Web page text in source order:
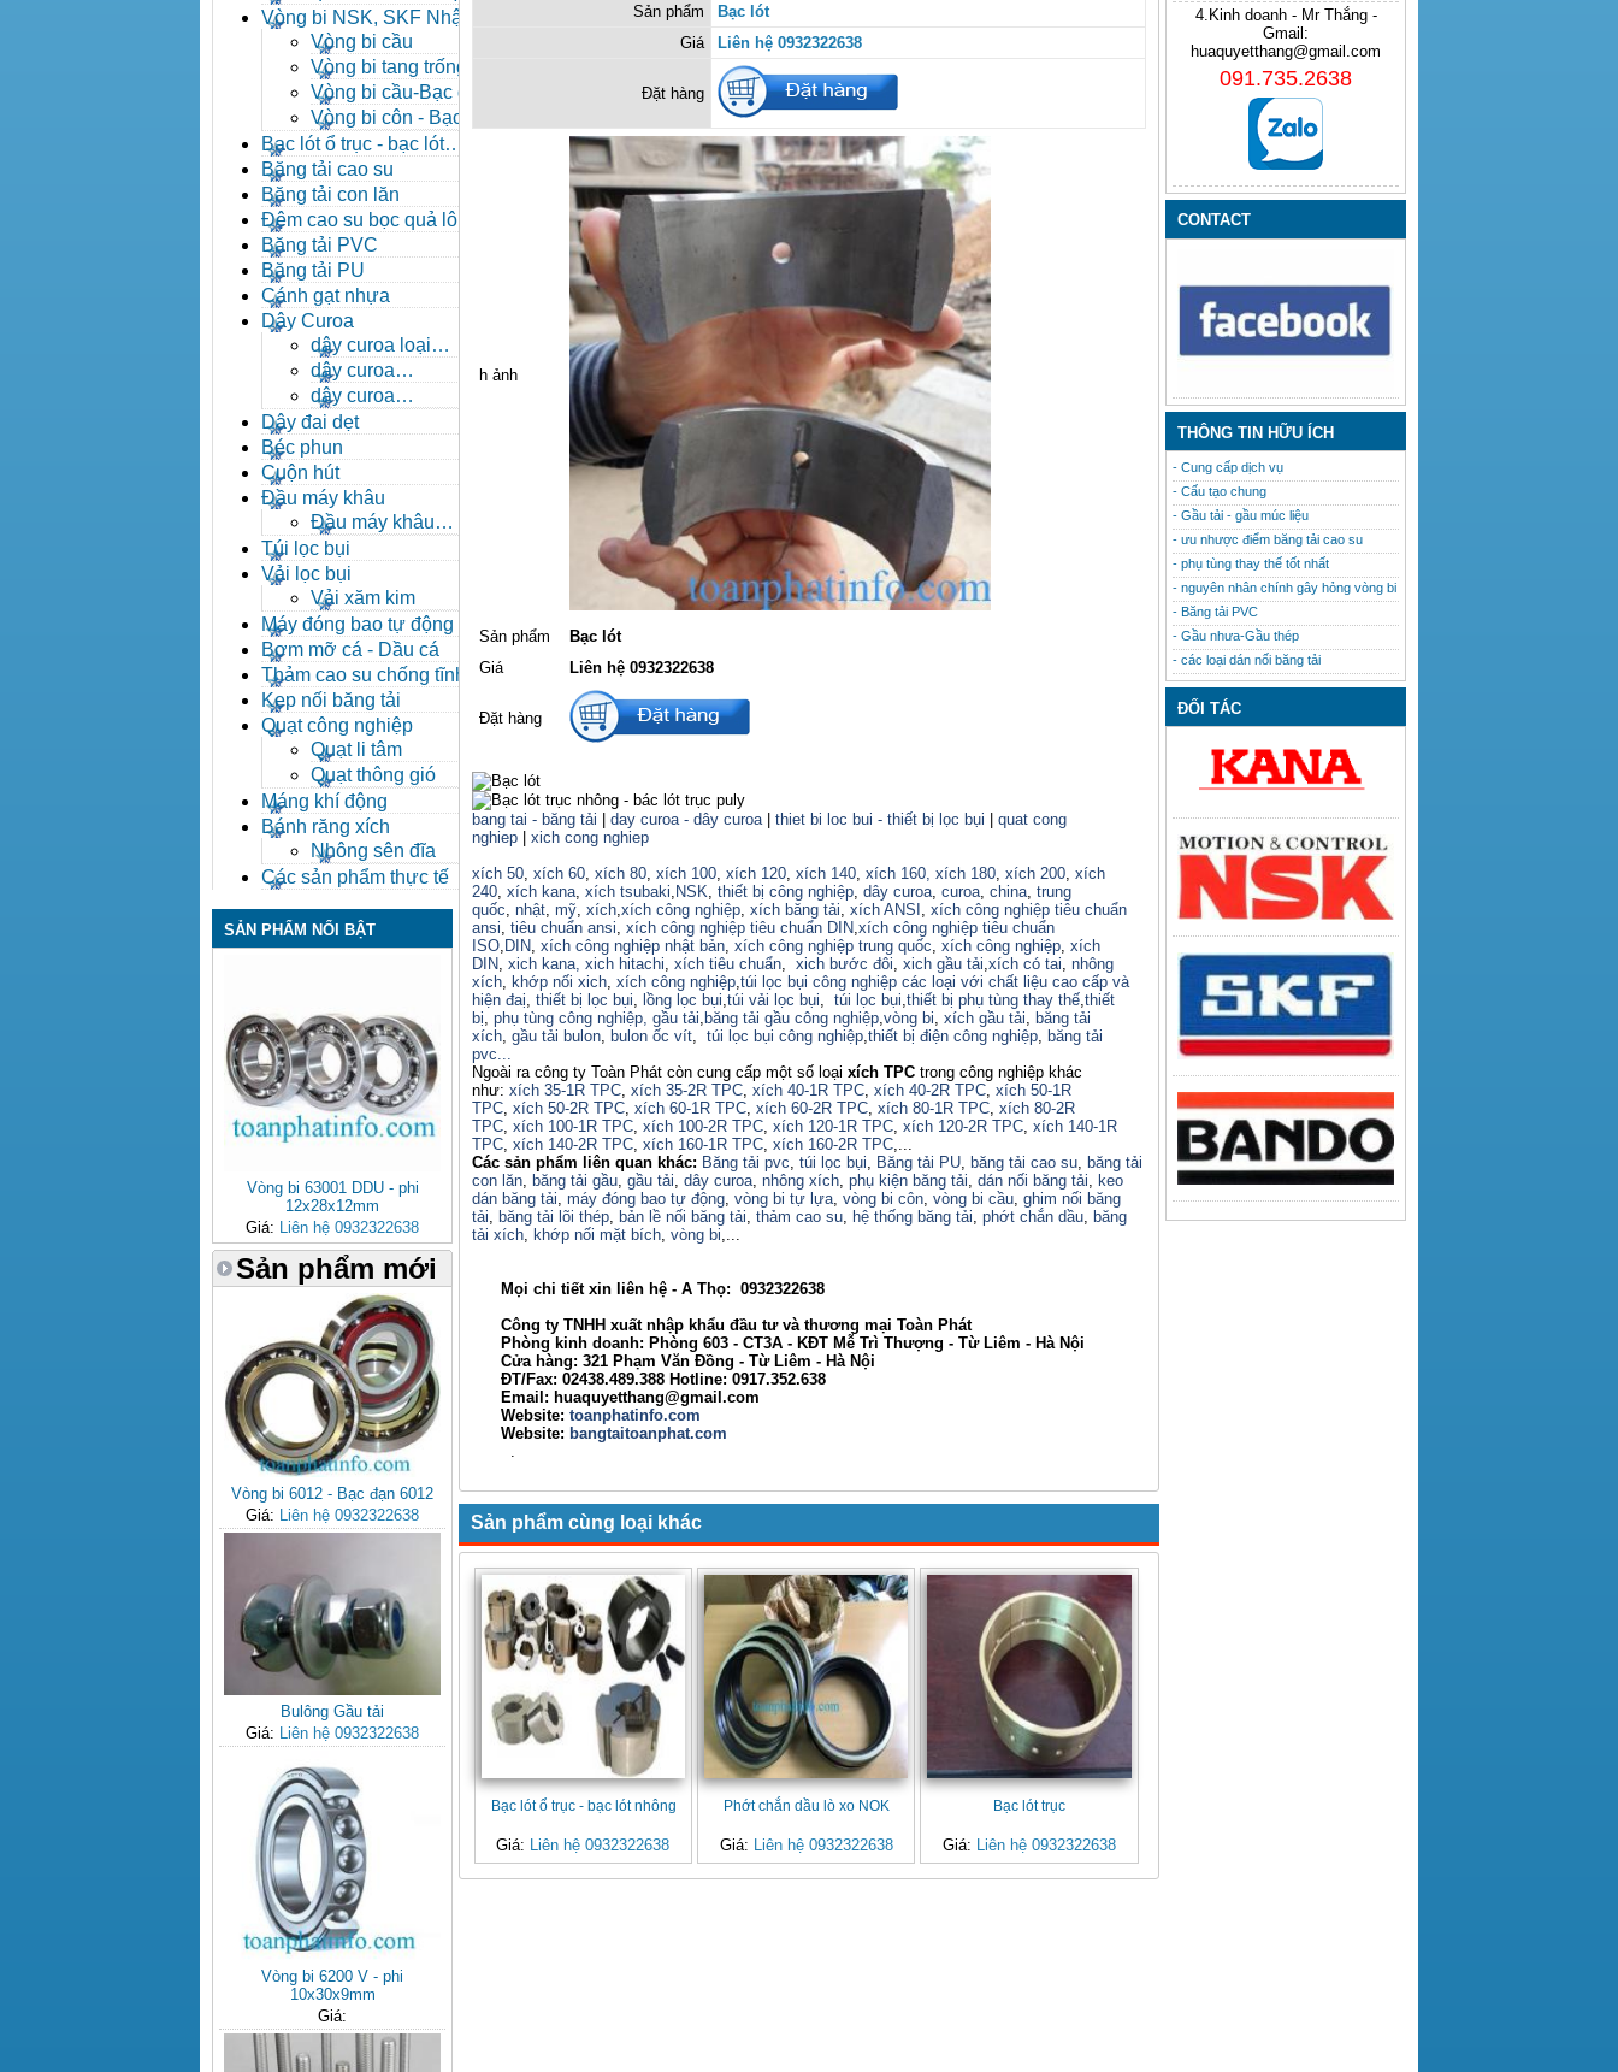
băng tải
Vòng bi NSK, SKF Nhật
Vòng bi cầu
Vòng bi tang trống tự
lựa
Vòng bi cầu-Bạc đạn
cầu
Vòng bi côn - Bạc
đạn côn
Bạc lót ổ trục - bạc lót
nhông
Băng tải cao su
Băng tải con lăn
Đệm cao su bọc quả lô
băng tải
Băng tải PVC
Băng tải PU
Cánh gạt nhựa
Dây Curoa
dây curoa loại
A,B,C,D,E
dây curoa
SPZ,SPA,SPB,SPC
dây curoa
XPZ,XPA,XPB,XPC
Dây đai dẹt
Béc phun
Cuộn hút
Đầu máy khâu
Đầu máy khâu
Bafang
Túi lọc bụi
Vải lọc bụi
Vải xăm kim
Máy đóng bao tự động
Bơm mỡ cá - Dầu cá
Thảm cao su chống tĩnh
điện
Kẹp nối băng tải
Quạt công nghiệp
Quạt li tâm
Quạt thông gió
Máng khí động
Bánh răng xích
Nhông sên đĩa
Các sản phẩm thực tế
SẢN PHẨM NỔI BẬT
Vòng bi 63001 DDU - phi
12x28x12mm
Giá: Liên hệ 0932322638
Sản phẩm mới
Vòng bi 6012 - Bạc đạn 6012
Giá: Liên hệ 0932322638
Bulông Gầu tải
Giá: Liên hệ 0932322638
Vòng bi 6200 V - phi
10x30x9mm
Giá:
Sản phẩm
Bạc lót
Giá
Liên hệ 0932322638
Đặt hàng
h ảnh
Sản phẩm
Bạc lót
Giá
Liên hệ 0932322638
Đặt hàng
bang tai - băng tải day curoa - dây curoa| thiet bi loc bui - thiết bị lọc bụi
quat cong
nghiep
xich cong nghiep
xích 50, xích 60, xích 80, xích 100, xích 120, xích 140, xích 160, xích 180, xích 200, xích
240, xích kana, xích tsubaki, NSK, thiết bị công nghiệp, dây curoa, curoa, china, trung
quốc, nhật, mỹ, xích,xích công nghiệp, xích băng tải, xích ANSI , xích công nghiệp tiêu chuẩn
ansi, tiêu chuẩn ansi, xích công nghiệp tiêu chuẩn DIN,xích công nghiệp tiêu chuẩn
ISO, DIN, xích công nghiệp nhật bản, xích công nghiệp trung quốc, xích công nghiệp, xích
DIN, xich kana, xich hitachi, xích tiêu chuẩn, xich bước đôi, xich gầu tải,xích có tai, nhông
xích, khớp nối xich, xích công nghiệp,túi lọc bụi công nghiệp các loại với chất liệu cao cấp và
hiện đaị, thiết bị lọc bụi, lồng lọc bụi,túi vải lọc bụi, túi lọc bụi,thiết bị phụ tùng thay thế,thiết
bị, phụ tùng công nghiệp, gầu tải, băng tải gầu công nghiệp,vòng bi, xích gầu tải, băng tải
xích, gầu tải bulon, bulon ốc vít, túi lọc bụi công nghiệp,thiết bị điện công nghiệp, băng tải
pvc...
Ngoài ra công ty Toàn Phát còn cung cấp một số loại xích TPC trong công nghiệp khác
như: xích 35-1R TPC, xích 35-2R TPC, xích 40-1R TPC, xích 40-2R TPC, xích 50-1R
TPC, xích 50-2R TPC, xích 60-1R TPC, xích 60-2R TPC, xích 80-1R TPC, xích 80-2R
TPC, xích 100-1R TPC, xích 100-2R TPC, xích 120-1R TPC, xích 120-2R TPC, xích 140-1R
TPC, xích 140-2R TPC, xích 160-1R TPC, xích 160-2R TPC,...
Các sản phẩm liên quan khác: Băng tải pvc, túi lọc bụi, Băng tải PU, băng tải cao su, băng tải
con lăn, băng tải gầu, gầu tải, dây curoa, nhông xích, phụ kiện băng tải, dán nối băng tải, keo
dán băng tải, máy đóng bao tự động, vòng bi tự lựa, vòng bi côn, vòng bi cầu, ghim nối băng
tải, băng tải lõi thép, bản lề nối băng tải, thảm cao su, hệ thống băng tải, phớt chắn dầu, băng
tải xích, khớp nối mặt bích, vòng bi,...
Mọi chi tiết xin liên hệ - A Thọ: 0932322638
Công ty TNHH xuất nhập khẩu đầu tư và thương mại Toàn Phát
Phòng kinh doanh: Phòng 603 - CT3A - KĐT Mễ Trì Thượng - Từ Liêm - Hà Nội
Cửa hàng: 321 Phạm Văn Đồng - Từ Liêm - Hà Nội
ĐT/Fax: 02438.489.388 Hotline: 0917.352.638
Email: huaquyetthang@gmail.com
Website: toanphatinfo.com
Website: bangtaitoanphat.com
.
Sản phẩm cùng loại khác
Bạc lót ổ trục - bạc lót nhông
Giá: Liên hệ 0932322638
Phớt chắn dầu lò xo NOK
Giá: Liên hệ 0932322638
Bạc lót trục
Giá: Liên hệ 0932322638
4.Kinh doanh - Mr Thắng -
Gmail:
huaquyetthang@gmail.com
091.735.2638
CONTACT
THÔNG TIN HỮU ÍCH
- Cung cấp dịch vụ
- Cấu tạo chung
- Gầu tải - gầu múc liệu
- ưu nhược điểm băng tải cao su
- phụ tùng thay thế tốt nhất
- nguyên nhân chính gây hỏng vòng bi
- Băng tải PVC
- Gầu nhưa-Gầu thép
- các loại dán nối băng tải
ĐỐI TÁC